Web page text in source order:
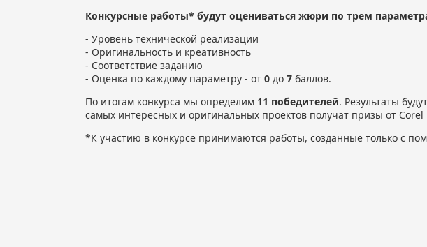
Конкурсные работы* будут оцениваться жюри по трем
- Уровень технической реализации
- Оригинальность и креативность
- Соответствие заданию
- Оценка по каждому параметру - от 0 до 7 баллов.
По итогам конкурса мы определим 11 победителей. Результаты
самых интересных и оригинальных проектов получат призы от
*К участию в конкурсе принимаются работы, созданные только с